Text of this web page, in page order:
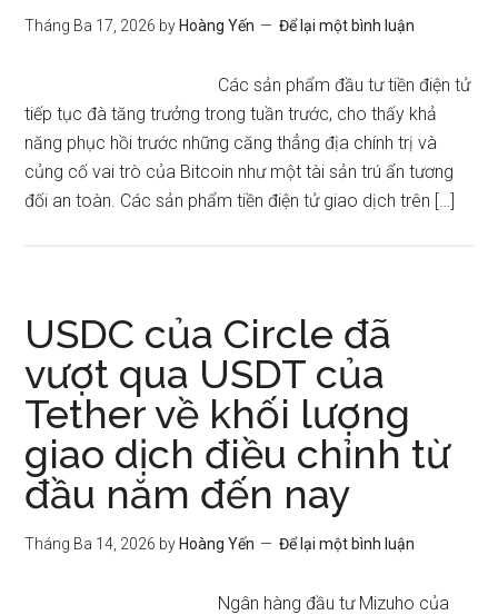
Tháng Ba 17, 2026 by Hoàng Yến Để lại một bình luận
Các sản phẩm đầu tư tiền điện tử
tiếp tục đà tăng trưởng trong tuần trước, cho thấy khả
năng phục hồi trước những căng thẳng địa chính trị và
củng cố vai trò của Bitcoin như một tài sản trú ẩn tương
đối an toàn. Các sản phẩm tiền điện tử giao dịch trên […]
USDC của Circle đã
vượt qua USDT của
Tether về khối lượng
giao dịch điều chỉnh từ
đầu năm đến nay
Tháng Ba 14, 2026 by Hoàng Yến Để lại một bình luận
Ngân hàng đầu tư Mizuho của